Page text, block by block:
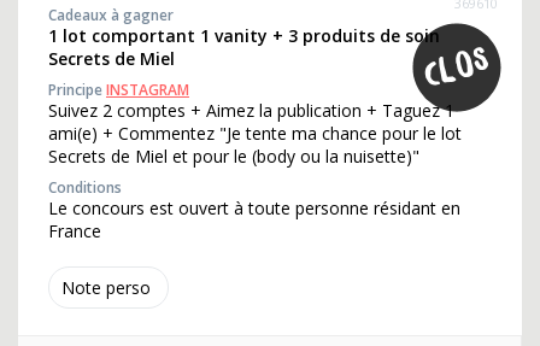
Note perso
Cadeaux à gagner
1 lot comportant 1 vanity + 3 produits de soin
Secrets de Miel
PrincipeINSTAGRAM
Suivez 2 comptes + Aimez la publication + Taguez 1
ami(e) + Commentez "Je tente ma chance pour le lot
Secrets de Miel et pour le (body ou la nuisette)"
Conditions
Le concours est ouvert à toute personne résidant en
France